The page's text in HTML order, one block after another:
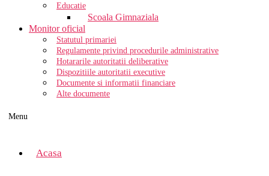
Educatie
Scoala Gimnaziala
Monitor oficial
Statutul primariei
Regulamente privind procedurile administrative
Hotararile autoritatii deliberative
Dispozitiile autoritatii executive
Documente si informatii financiare
Alte documente
Menu
Acasa